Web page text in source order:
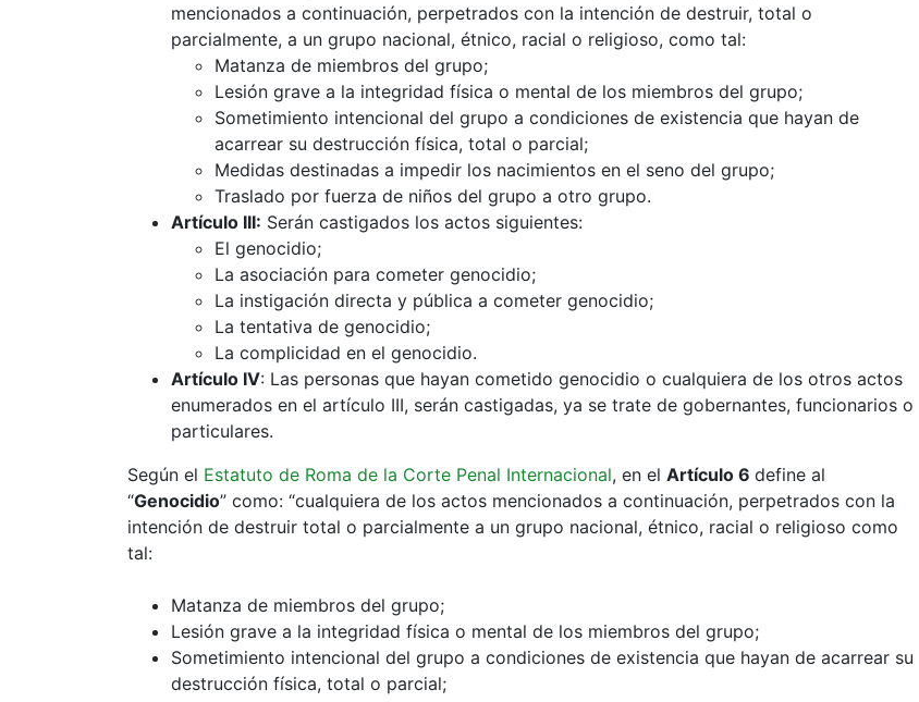
mencionados a continuación, perpetrados con la intención de destruir, total o
parcialmente, a un grupo nacional, étnico, racial o religioso, como tal:
Matanza de miembros del grupo;
Lesión grave a la integridad física o mental de los miembros del grupo;
Sometimiento intencional del grupo a condiciones de existencia que hayan de
acarrear su destrucción física, total o parcial;
Medidas destinadas a impedir los nacimientos en el seno del grupo;
Traslado por fuerza de niños del grupo a otro grupo.
Artículo III: Serán castigados los actos siguientes:
El genocidio;
La asociación para cometer genocidio;
La instigación directa y pública a cometer genocidio;
La tentativa de genocidio;
La complicidad en el genocidio.
Artículo IV: Las personas que hayan cometido genocidio o cualquiera de los otros actos
enumerados en el artículo III, serán castigadas, ya se trate de gobernantes, funcionarios o
particulares.
Según el Estatuto de Roma de la Corte Penal Internacional, en el Artículo 6 define al
“Genocidio” como: “cualquiera de los actos mencionados a continuación, perpetrados con la
intención de destruir total o parcialmente a un grupo nacional, étnico, racial o religioso como
tal:
Matanza de miembros del grupo;
Lesión grave a la integridad física o mental de los miembros del grupo;
Sometimiento intencional del grupo a condiciones de existencia que hayan de acarrear su
destrucción física, total o parcial;